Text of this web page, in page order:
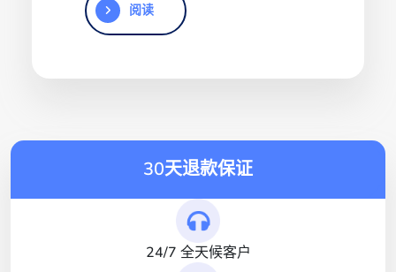
阅读
30天退款保证
24/7 全天候客户